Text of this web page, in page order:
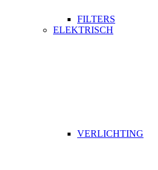
FILTERS
ELEKTRISCH
VERLICHTING